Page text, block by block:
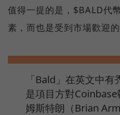
值得一提的是，$BALD代
素，而也是受到市場歡迎的
「Bald」在英文中
是項目方對Coinbase
姆斯特朗（Brian